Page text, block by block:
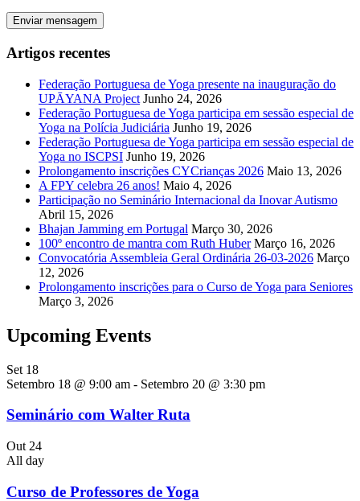
Artigos recentes
Federação Portuguesa de Yoga presente na inauguração do
UPĀYANA Project Junho 24, 2026
Federação Portuguesa de Yoga participa em sessão especial de
Yoga na Polícia Judiciária Junho 19, 2026
Federação Portuguesa de Yoga participa em sessão especial de
Yoga no ISCPSI Junho 19, 2026
Prolongamento inscrições CYCrianças 2026 Maio 13, 2026
A FPY celebra 26 anos! Maio 4, 2026
Participação no Seminário Internacional da Inovar Autismo
Abril 15, 2026
Bhajan Jamming em Portugal Março 30, 2026
100º encontro de mantra com Ruth Huber Março 16, 2026
Convocatória Assembleia Geral Ordinária 26-03-2026 Março
12, 2026
Prolongamento inscrições para o Curso de Yoga para Seniores
Março 3, 2026
Upcoming Events
Set 18
Setembro 18 @ 9:00 am - Setembro 20 @ 3:30 pm
Seminário com Walter Ruta
Out 24
All day
Curso de Professores de Yoga